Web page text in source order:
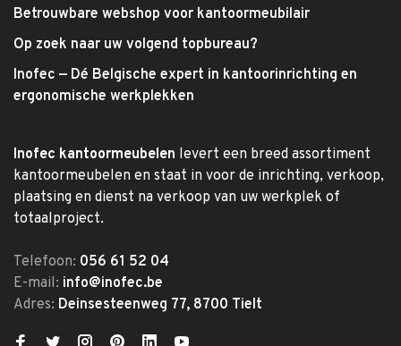
Betrouwbare webshop voor kantoormeubilair
Op zoek naar uw volgend topbureau?
Inofec — Dé Belgische expert in kantoorinrichting en
ergonomische werkplekken
Inofec kantoormeubelen levert een breed assortiment
kantoormeubelen en staat in voor de inrichting, verkoop,
plaatsing en dienst na verkoop van uw werkplek of
totaalproject.
Telefoon: 056 61 52 04
E-mail: info@inofec.be
Adres: Deinsesteenweg 77, 8700 Tielt